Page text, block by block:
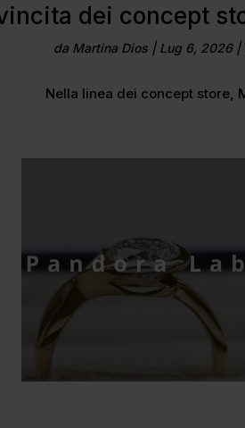
dei concept
da Martina Dios| Lug 6, 2026|
Nella linea dei concept store,